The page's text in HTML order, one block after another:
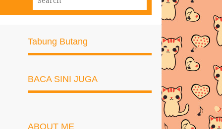
Tabung Butang
BACA SINI JUGA
ABOUT ME